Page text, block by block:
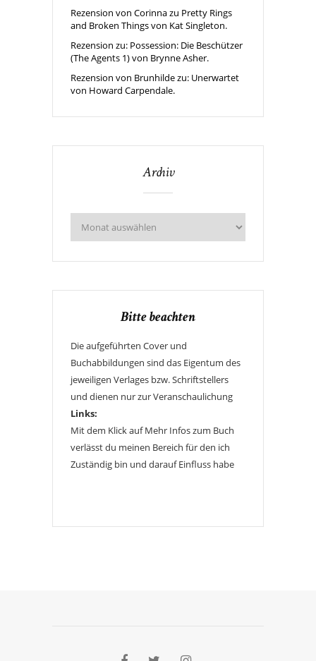
Rezension von Corinna zu Pretty Rings
and Broken Things von Kat Singleton.
Rezension zu: Possession: Die Beschützer
(The Agents 1) von Brynne Asher.
Rezension von Brunhilde zu: Unerwartet
von Howard Carpendale.
Archiv
Bitte beachten
Die aufgeführten Cover und
Buchabbildungen sind das Eigentum des
jeweiligen Verlages bzw. Schriftstellers
und dienen nur zur Veranschaulichung
Links:
Mit dem Klick auf Mehr Infos zum Buch
verlässt du meinen Bereich für den ich
Zuständig bin und darauf Einfluss habe